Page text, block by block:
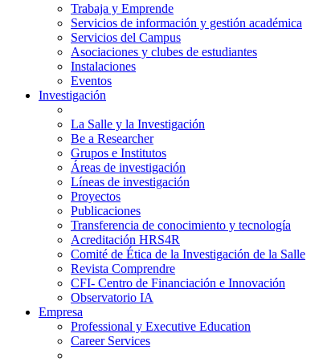
Trabaja y Emprende
Servicios de información y gestión académica
Servicios del Campus
Asociaciones y clubes de estudiantes
Instalaciones
Eventos
Investigación
La Salle y la Investigación
Be a Researcher
Grupos e Institutos
Áreas de investigación
Líneas de investigación
Proyectos
Publicaciones
Transferencia de conocimiento y tecnología
Acreditación HRS4R
Comité de Ética de la Investigación de la Salle
Revista Comprendre
CFI- Centro de Financiación e Innovación
Observatorio IA
Empresa
Professional y Executive Education
Career Services